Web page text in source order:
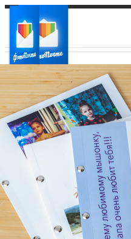
Ваш город:
Ваш регион доставки
Выберите из списка: